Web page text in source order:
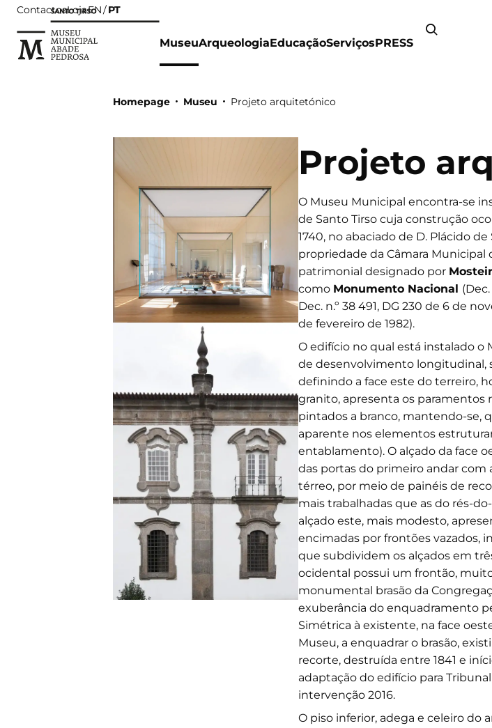
ContactosLojaEN PT
MuseuArqueologiaEducaçãoServiçosPRESS
Homepage Museu Projeto arquitetónico
Projeto
O Museu Municipal encontra-se
de Santo Tirso cuja construção
1740, no abaciado de D. Plácido
propriedade da Câmara
patrimonial designado por
como Monumento Nacional
Dec. n.º 38 491, DG 230 de 6 de
de fevereiro de 1982).
O edifício no qual está instalado
de desenvolvimento longitudinal,
definindo a face este do terreiro,
granito, apresenta os paramentos
pintados a branco, mantendo-se,
aparente nos elementos
entablamento). O alçado da face
das portas do primeiro andar com
térreo, por meio de painéis de
mais trabalhadas que as do rés-
alçado este, mais modesto,
encimadas por frontões vazados,
que subdividem os alçados em
ocidental possui um frontão,
monumental brasão da
exuberância do enquadramento
Simétrica à existente, na face
Museu, a enquadrar o brasão,
recorte, destruída entre 1841 e
adaptação do edifício para
intervenção 2016.
O piso inferior, adega e celeiro do